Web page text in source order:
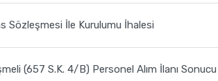
Sözleşmesi İle Kurulumu İhalesi
(657 S.K. 4/B) Personel Alım İlanı Sonucu